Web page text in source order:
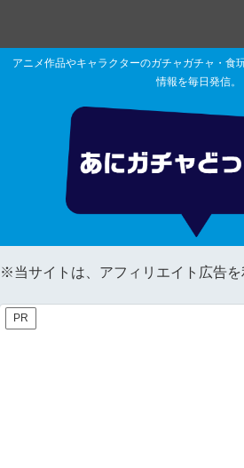
アニメ作品やキャラクターのガチャガチャ・食
情報を毎日発信。
※当サイトは、アフィリエイト広告
PR